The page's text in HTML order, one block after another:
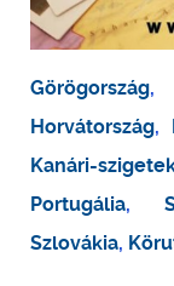
Görögország
Horvátország,
Kanári-
Portugália,
Szlovákia,